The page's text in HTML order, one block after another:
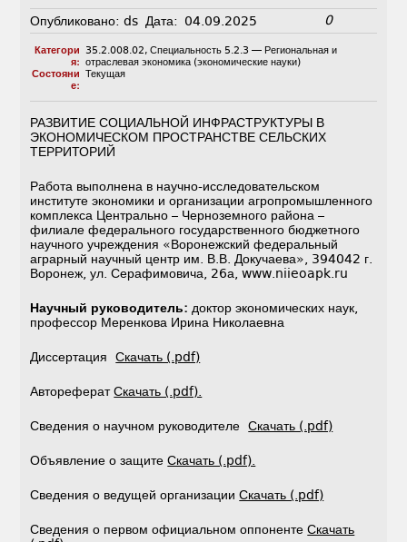
Опубликовано: ds Дата: 04.09.2025 0
Категори
я:
35.2.008.02, Специальность 5.2.3 — Региональная и
отраслевая экономика (экономические науки)
Состояни
е:
Текущая
РАЗВИТИЕ СОЦИАЛЬНОЙ ИНФРАСТРУКТУРЫ В
ЭКОНОМИЧЕСКОМ ПРОСТРАНСТВЕ СЕЛЬСКИХ
ТЕРРИТОРИЙ
Работа выполнена в научно-исследовательском
институте экономики и организации агропромышленного
комплекса Центрально – Черноземного района –
филиале федерального государственного бюджетного
научного учреждения «Воронежский федеральный
аграрный научный центр им. В.В. Докучаева», 394042 г.
Воронеж, ул. Серафимовича, 26а, www.niieoapk.ru
Научный руководитель: доктор экономических наук,
профессор Меренкова Ирина Николаевна
ДиссертацияСкачать (.pdf)
АвторефератСкачать (.pdf).
Сведения о научном руководителеСкачать (.pdf)
Объявление о защитеСкачать (.pdf).
Сведения о ведущей организацииСкачать (.pdf)
Сведения о первом официальном оппонентеСкачать